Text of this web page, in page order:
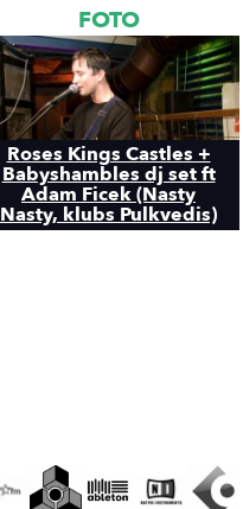
FOTO
Roses Kings Castles +
Babyshambles dj set ft
Adam Ficek (Nasty
Nasty, klubs Pulkvedis)